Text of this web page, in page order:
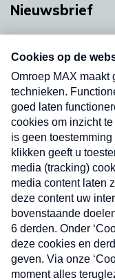
Nieuwsbrief
nieuwsbrief. Elke
uw mailbox.
Nieuwsbrief
Neem hier een